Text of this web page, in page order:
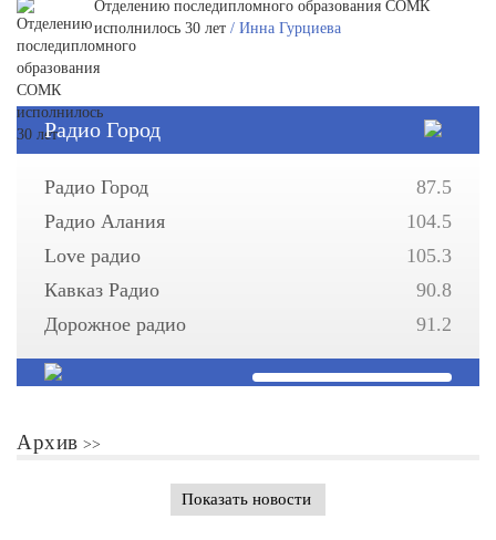
Отделению последипломного образования СОМК
исполнилось 30 лет / Инна Гурциева
Радио Город
Радио Город
87.5
Радио Алания
104.5
Love радио
105.3
Кавказ Радио
90.8
Дорожное радио
91.2
Архив
Показать новости